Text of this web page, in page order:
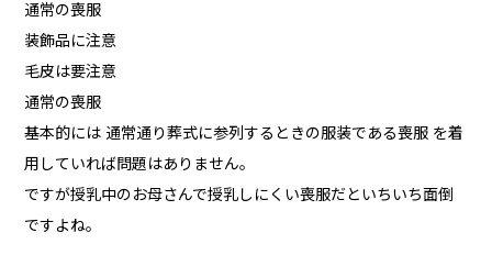
通常の喪服
装飾品に注意
毛皮は要注意
通常の喪服
基本的には 通常通り葬式に参列するときの服装である喪服 を着
用していれば問題はありません。
ですが授乳中のお母さんで授乳しにくい喪服だといちいち面倒
ですよね。